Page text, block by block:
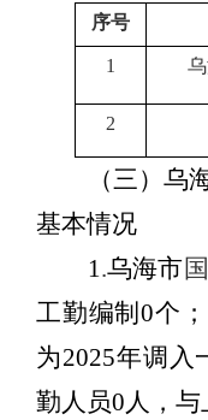
序号
1
2
（三）乌
基本情况
1 .乌海市
工勤编制0个
为2025年调入
勤人员0 人，与